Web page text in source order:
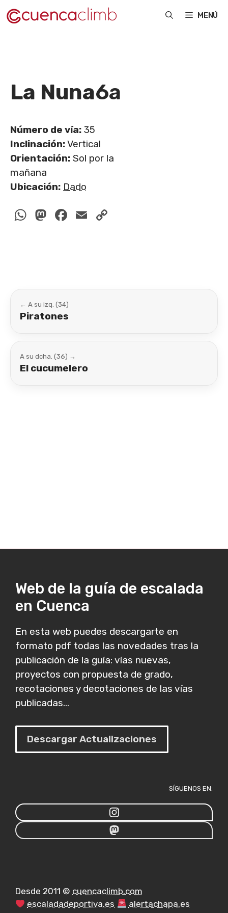
Saltar
al
MENÚ
La Nuna6a
Número de vía: 35
Inclinación:Vertical
Orientación: Sol por la
mañana
Ubicación: Dado
WhatsApp
Mastodon
Facebook
Email
← A su izq. (34)
Piratones
A su dcha. (36) →
El cucumelero
Web de la guía de escalada
en Cuenca
En esta web puedes descargarte en
formato pdf todas las novedades tras la
publicación de la guía: vías nuevas,
proyectos con propuesta de grado,
recotaciones y decotaciones de las vías
publicadas...
Descargar Actualizaciones
SÍGUENOS EN:
Desde 2011 © cuencaclimb.com
escaladadeportiva.es
alertachapa.es